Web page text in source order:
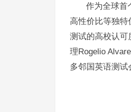
作为全球首
高性价比等独
测试的高校认可
理Rogelio
多邻国英语测试